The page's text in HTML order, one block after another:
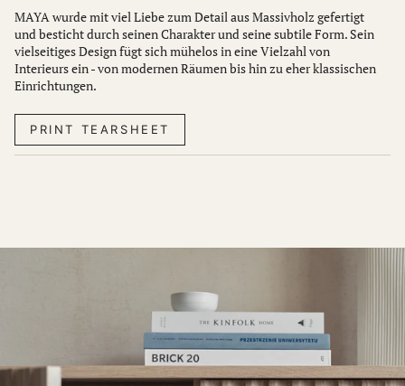
MAYA wurde mit viel Liebe zum Detail aus Massivholz gefertigt
und besticht durch seinen Charakter und seine subtile Form. Sein
vielseitiges Design fügt sich mühelos in eine Vielzahl von
Interieurs ein - von modernen Räumen bis hin zu eher klassischen
Einrichtungen.
PRINT TEARSHEET